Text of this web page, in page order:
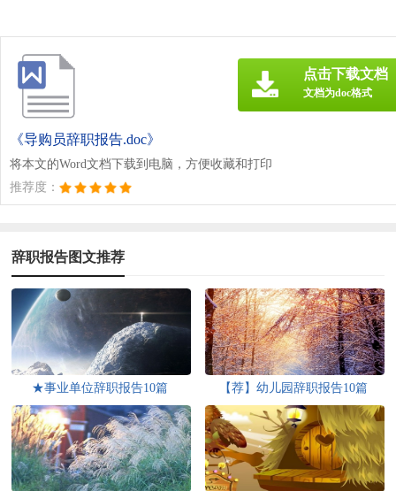
《导购员辞职报告.doc》
将本文的Word文档下载到电脑，方便收藏和打印
推荐度：
点击下载文档
文档为doc格式
辞职报告图文推荐
★事业单位辞职报告10篇 【荐】幼儿园辞职报告10篇